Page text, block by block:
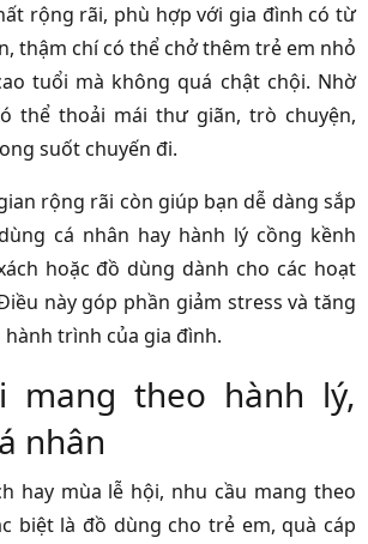
rộng rãi, phù hợp với gia đình có từ
thậm chí có thể chở thêm trẻ em nhỏ
tuổi mà không quá chật chội. Nhờ
thể thoải mái thư giãn, trò chuyện,
suốt chuyến đi.
rộng rãi còn giúp bạn dễ dàng sắp
cá nhân hay hành lý cồng kềnh
hoặc đồ dùng dành cho các hoạt
này góp phần giảm stress và tăng
trình của gia đình.
mang theo hành lý,
nhân
hay mùa lễ hội, nhu cầu mang theo
biệt là đồ dùng cho trẻ em, quà cáp